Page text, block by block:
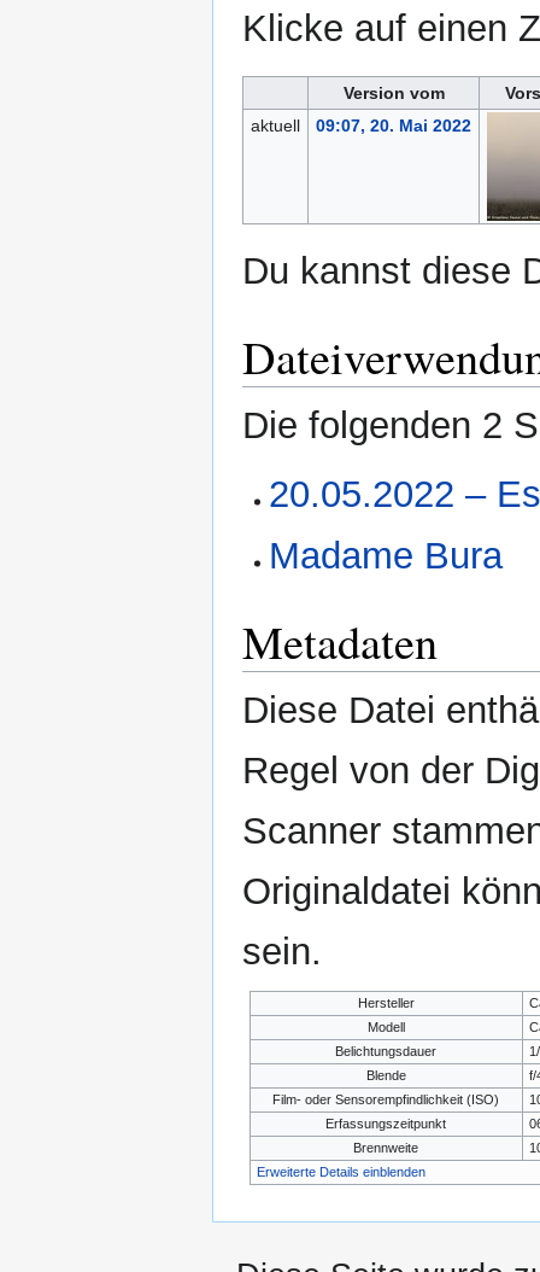
Klicke auf einen
Version vom
aktuell
09:07, 20. Mai 2022
Du kannst diese
Die folgenden 2
20.05.2022 –
Madame Bura
Metadaten
Diese Datei
Regel von der
Scanner
Originaldatei
sein.
Hersteller
Modell
Belichtungsdauer
Blende
f/
Film- oder Sensorempfindlichkeit (ISO)
Erfassungszeitpunkt
Brennweite
Erweiterte Details einblenden